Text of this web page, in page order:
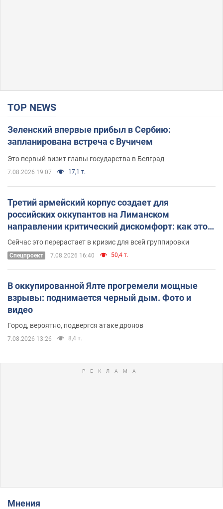
TOP NEWS
Зеленский впервые прибыл в Сербию:
запланирована встреча с Вучичем
Это первый визит главы государства в Белград
7.08.2026 19:07 17,1 т.
Третий армейский корпус создает для
российских оккупантов на Лиманском
направлении критический дискомфорт: как это
удалось
Сейчас это перерастает в кризис для всей группировки
Спецпроект 7.08.2026 16:40 50,4 т.
В оккупированной Ялте прогремели мощные
взрывы: поднимается черный дым. Фото и
видео
Город, вероятно, подвергся атаке дронов
7.08.2026 13:26 8,4 т.
Мнения